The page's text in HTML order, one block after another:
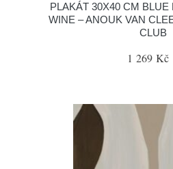
PLAKÁT 30X40 CM
WINE – ANOUK VAN
CLUB
1 269 Kč